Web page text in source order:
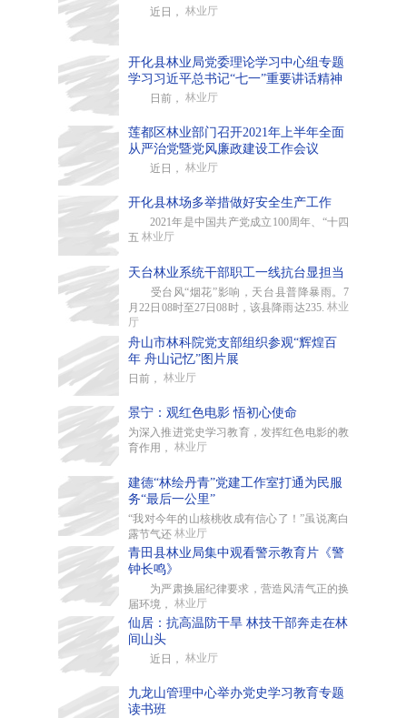
近日， 林业厅
开化县林业局党委理论学习中心组专题
学习习近平总书记“七一”重要讲话精神
日前， 林业厅
莲都区林业部门召开2021年上半年全面
从严治党暨党风廉政建设工作会议
近日， 林业厅
开化县林场多举措做好安全生产工作
2021年是中国共产党成立100周年、“十四
五 林业厅
天台林业系统干部职工一线抗台显担当
受台风“烟花”影响，天台县普降暴雨。7
月22日08时至27日08时，该县降雨达235. 林业
厅
舟山市林科院党支部组织参观“辉煌百
年 舟山记忆”图片展
日前， 林业厅
景宁：观红色电影 悟初心使命
为深入推进党史学习教育，发挥红色电影的教
育作用， 林业厅
建德“林绘丹青”党建工作室打通为民服
务“最后一公里”
“我对今年的山核桃收成有信心了！”虽说离白
露节气还 林业厅
青田县林业局集中观看警示教育片《警
钟长鸣》
为严肃换届纪律要求，营造风清气正的换
届环境， 林业厅
仙居：抗高温防干旱 林技干部奔走在林
间山头
近日， 林业厅
九龙山管理中心举办党史学习教育专题
读书班